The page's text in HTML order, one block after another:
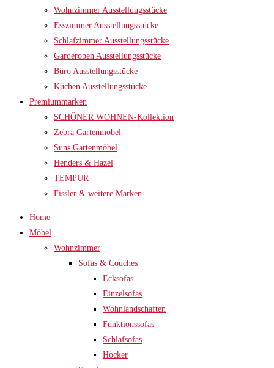
Wohnzimmer Ausstellungsstücke
Esszimmer Ausstellungsstücke
Schlafzimmer Ausstellungsstücke
Garderoben Ausstellungsstücke
Büro Ausstellungsstücke
Küchen Ausstellungsstücke
Premiummarken
SCHÖNER WOHNEN-Kollektion
Zebra Gartenmöbel
Suns Gartenmöbel
Henders & Hazel
TEMPUR
Fissler & weitere Marken
Home
Möbel
Wohnzimmer
Sofas & Couches
Ecksofas
Einzelsofas
Wohnlandschaften
Funktionssofas
Schlafsofas
Hocker